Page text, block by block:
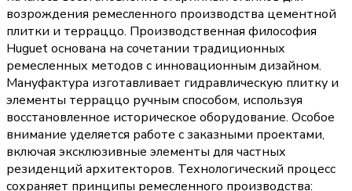
возрождения ремесленного производства цементной
плитки и терраццо. Производственная философия
Huguet основана на сочетании традиционных
ремесленных методов с инновационным дизайном.
Мануфактура изготавливает гидравлическую плитку и
элементы терраццо ручным способом, используя
восстановленное историческое оборудование. Особое
внимание уделяется работе с заказными проектами,
включая эксклюзивные элементы для частных
резиденций архитекторов. Технологический процесс
сохраняет принципы ремесленного производства: